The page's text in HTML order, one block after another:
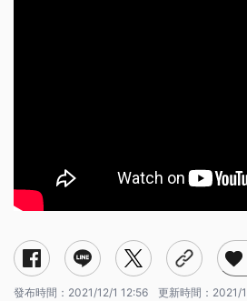
發布時間： 2021/12/1 12:56 更新時間： 2021/